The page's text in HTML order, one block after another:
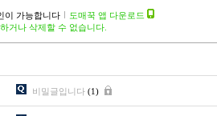
이 가능합니다
도매꾹 앱 다운로드
거나 삭제할 수 없습니다.
비밀글입니다 (1)